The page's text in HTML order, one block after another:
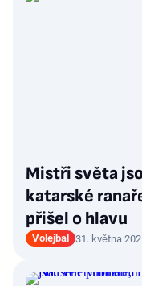
Mistři světa
katarské
přišel o hlavu
Volejbal 31. května